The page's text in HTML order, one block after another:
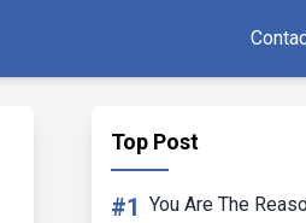
Top Post
#1 You Are The